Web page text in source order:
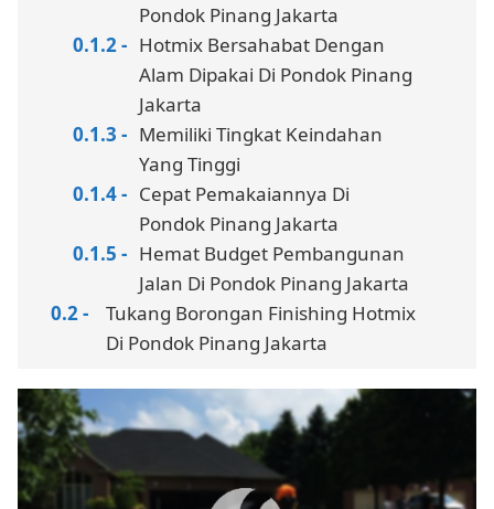
Pondok Pinang Jakarta
Hotmix Bersahabat Dengan
Alam Dipakai Di Pondok Pinang
Jakarta
Memiliki Tingkat Keindahan
Yang Tinggi
Cepat Pemakaiannya Di
Pondok Pinang Jakarta
Hemat Budget Pembangunan
Jalan Di Pondok Pinang Jakarta
Tukang Borongan Finishing Hotmix
Di Pondok Pinang Jakarta